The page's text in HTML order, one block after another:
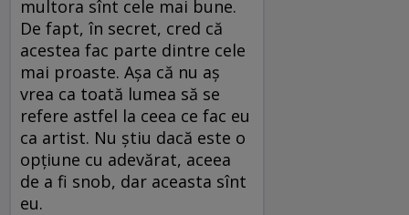
multora sînt cele mai bune.
De fapt, în secret, cred că
acestea fac parte dintre cele
mai proaste. Aşa că nu aş
vrea ca toată lumea să se
refere astfel la ceea ce fac eu
ca artist. Nu ştiu dacă este o
opţiune cu adevărat, aceea
de a fi snob, dar aceasta sînt
eu.